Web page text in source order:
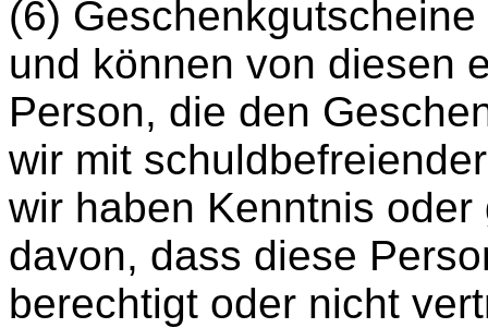
(6)
und können von diesen
Person, die den
wir mit
wir haben Kenntnis
davon, dass diese
berechtigt oder nicht